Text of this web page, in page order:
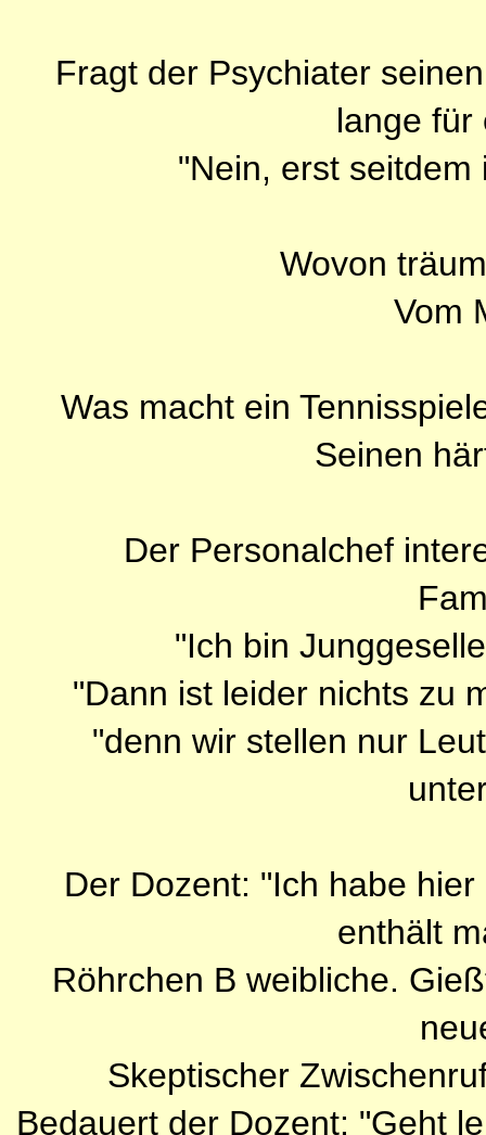
Fragt der Psychiater
lange für
"Nein, erst
Wovon
Vom
Was macht ein
Seinen
Der Personalchef
"Ich bin
"Dann ist leider nichts zu
"denn wir stellen nur
Der Dozent: "Ich habe
enthält
Röhrchen B weibliche.
Skeptischer
Bedauert der Dozent: "Geht